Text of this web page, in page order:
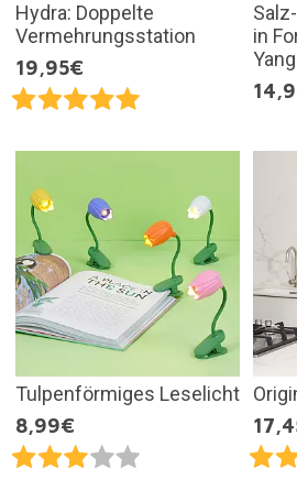
Hydra: Doppelte
Vermehrungsstation
19,95€
in
Tulpenförmiges Leselicht
8,99€